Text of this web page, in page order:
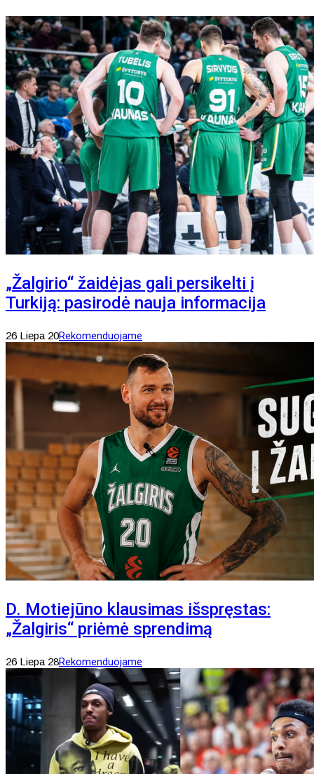
„Žalgirio“ žaidėjas gali persikelti į
Turkiją: pasirodė nauja informacija
26 Liepa 20Rekomenduojame
D. Motiejūno klausimas išspręstas:
„Žalgiris“ priėmė sprendimą
26 Liepa 28Rekomenduojame